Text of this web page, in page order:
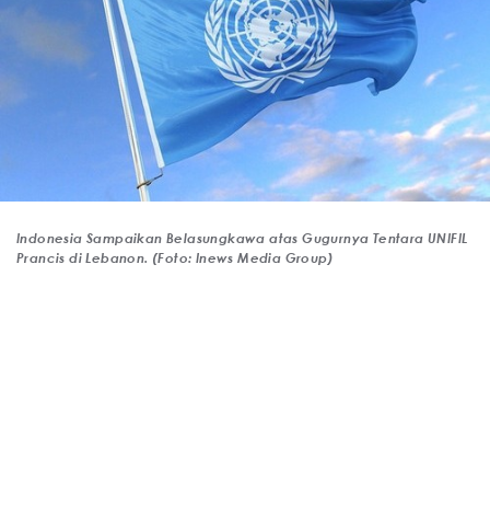
Indonesia Sampaikan Belasungkawa atas Gugurnya Tentara UNIFIL
Prancis di Lebanon. (Foto: Inews Media Group)